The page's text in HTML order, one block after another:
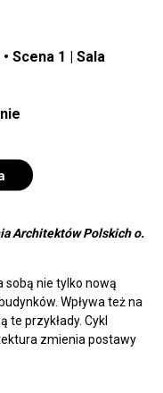
Scena 1 | Sala
Architektów Polskich o.
sobą nie tylko nową
Wpływa też na
te przykłady. Cykl
zmienia postawy